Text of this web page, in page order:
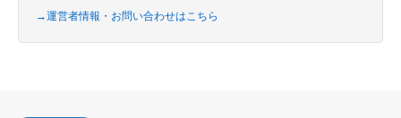
→運営者情報・お問い合わせはこちら